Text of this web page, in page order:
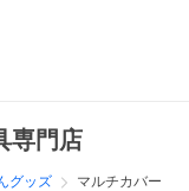
専門店
グッズ マルチカバー